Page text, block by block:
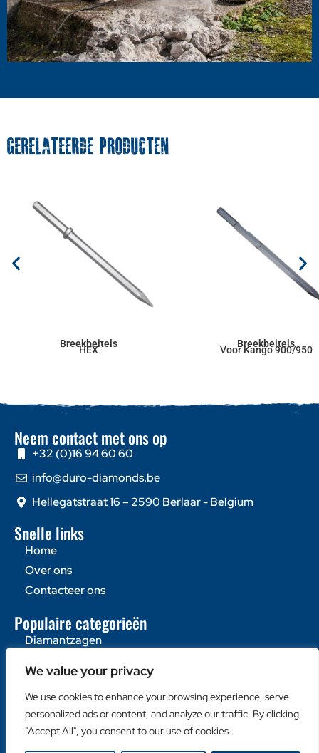
We value your privacy
We use cookies to enhance your browsing experience, serve
personalized ads or content, and analyze our traffic. By clicking
"Accept All", you consent to our use of cookies.
GERELATEERDE PRODUCTEN
Breekbeitels
HEX
Breekbeitels
Voor Kango 900/950
Neem contact met ons op
+32 (0)16 94 60 60
info@duro-diamonds.be
Hellegatstraat 16 – 2590 Berlaar - Belgium
Snelle links
Home
Over ons
Contacteer ons
Populaire categorieën
Diamantzagen
Machines
Handige links
Klanten login
Retailer Login